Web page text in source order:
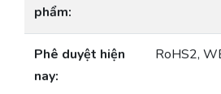
phẩm:
Phê duyệt hiện
nay:
RoHS2,